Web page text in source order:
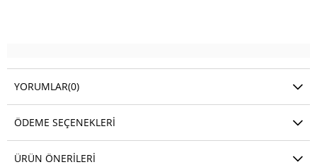
YORUMLAR(0)
ÖDEME SEÇENEKLERI
ÜRÜN ÖNERILERI